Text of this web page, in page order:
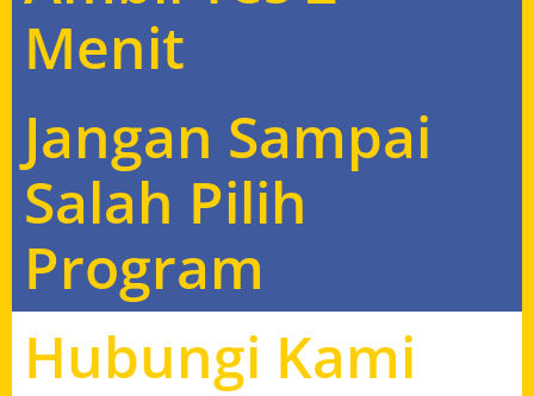
Menit
Jangan Sampai
Salah Pilih
Program
Hubungi Kami